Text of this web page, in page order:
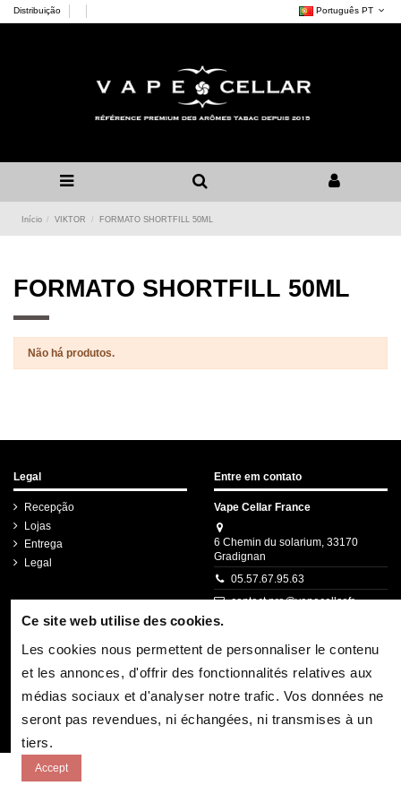
Distribuição Português PT
Início VIKTOR FORMATO SHORTFILL 50ML
FORMATO SHORTFILL 50ML
Não há produtos.
Legal
Recepção
Lojas
Entrega
Legal
Entre em contato
Vape Cellar France
6 Chemin du solarium, 33170
Gradignan
05.57.67.95.63
contact.pro@vapecellar.fr
Boletim informativo
Pode cancelar a subscrição a qualquer momento.
Para tal, consulte a nossa informação de contacto
Ce site web utilise des cookies.
Les cookies nous permettent de personnaliser le contenu
et les annonces, d'offrir des fonctionnalités relatives aux
médias sociaux et d'analyser notre trafic. Vos données ne
seront pas revendues, ni échangées, ni transmises à un
tiers.
Accept